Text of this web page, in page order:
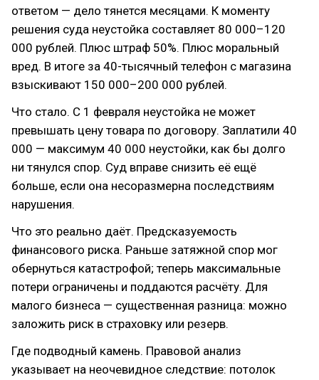
ответом — дело тянется месяцами. К моменту
решения суда неустойка составляет 80 000–120
000 рублей. Плюс штраф 50%. Плюс моральный
вред. В итоге за 40-тысячный телефон с магазина
взыскивают 150 000–200 000 рублей.
Что стало. С 1 февраля неустойка не может
превышать цену товара по договору. Заплатили 40
000 — максимум 40 000 неустойки, как бы долго
ни тянулся спор. Суд вправе снизить её ещё
больше, если она несоразмерна последствиям
нарушения.
Что это реально даёт. Предсказуемость
финансового риска. Раньше затяжной спор мог
обернуться катастрофой; теперь максимальные
потери ограничены и поддаются расчёту. Для
малого бизнеса — существенная разница: можно
заложить риск в страховку или резерв.
Где подводный камень. Правовой анализ
указывает на неочевидное следствие: потолок